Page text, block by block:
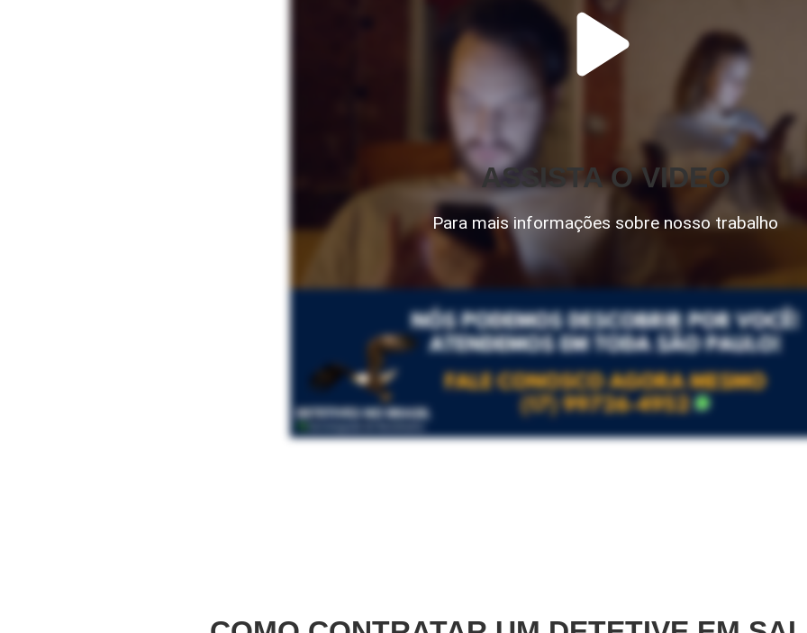
ASSISTA O VIDEO
Para mais informações sobre nosso trabalho